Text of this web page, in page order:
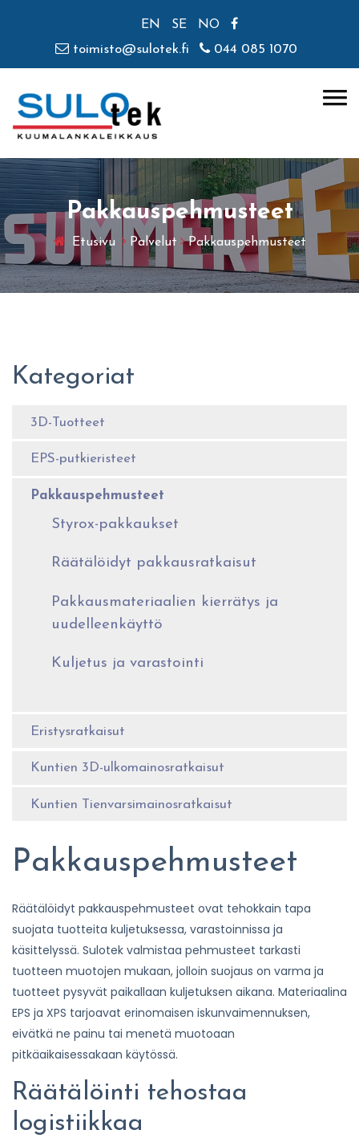
EN SE NO
toimisto@sulotek.fi 044 085 1070
Pakkauspehmusteet
Etusivu Palvelut Pakkauspehmusteet
Kategoriat
3D-Tuotteet
EPS-putkieristeet
Pakkauspehmusteet
Styrox-pakkaukset
Räätälöidyt pakkausratkaisut
Pakkausmateriaalien kierrätys ja
uudelleenkäyttö
Kuljetus ja varastointi
Eristysratkaisut
Kuntien 3D-ulkomainosratkaisut
Kuntien Tienvarsimainosratkaisut
Pakkauspehmusteet
Räätälöidyt pakkauspehmusteet ovat tehokkain tapa
suojata tuotteita kuljetuksessa, varastoinnissa ja
käsittelyssä. Sulotek valmistaa pehmusteet tarkasti
tuotteen muotojen mukaan, jolloin suojaus on varma ja
tuotteet pysyvät paikallaan kuljetuksen aikana. Materiaalina
EPS ja XPS tarjoavat erinomaisen iskunvaimennuksen,
eivätkä ne painu tai menetä muotoaan
pitkäaikaisessakaan käytössä.
Räätälöinti tehostaa
logistiikkaa